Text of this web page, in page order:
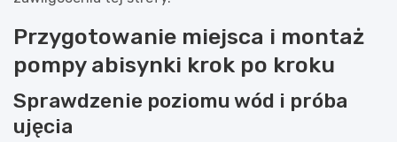
Przygotowanie miejsca i montaż
pompy abisynki krok po kroku
Sprawdzenie poziomu wód i próba
ujęcia